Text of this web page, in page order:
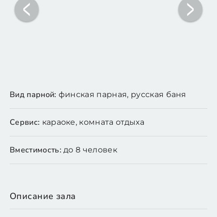
Вид парной: финская парная, русская баня
Сервис: караоке, комната отдыха
Вместимость: до 8 человек
Описание зала